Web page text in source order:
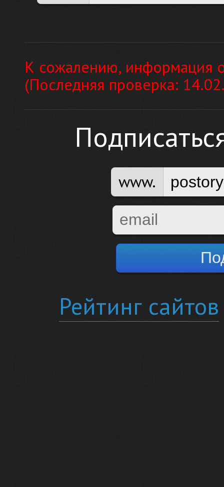
К сожалению, информация
(Последняя проверка:
www.
Рейтинг сайтов